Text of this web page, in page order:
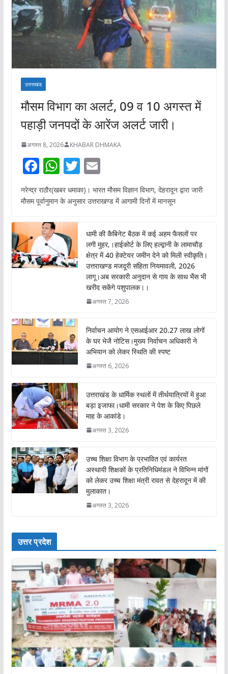
उत्तराखंड
मौसम विभाग का अलर्ट, 09 व 10 अगस्त में
पहाड़ी जनपदों के आरेंज अलर्ट जारी।
अगस्त 8, 2026 KHABAR DHMAKA
F
ac
e
o
o
k
W
h
at
A
p
p
T
w
itt
E
m
ai
नरेन्द्र राठौर(खबर धमाका)। भारत मौसम विज्ञान विभाग, देहरादून द्वारा जारी
मौसम पूर्वानुमान के अनुसार उत्तराखण्ड में आगामी दिनों में मानसून
धामी की कैबिनेट बैठक में कई अहम फैसलों पर
लगी मुहर,।हाईकोर्ट के लिए हल्द्वानी के लामाचौड़
क्षेत्र में 40 हेक्टेयर जमीन देने को मिली स्वीकृति।
उत्तराखण्ड मजदूरी संहिता नियमावली, 2026
लागू।अब सरकारी अनुदान से गाय के साथ भैंस भी
खरीद सकेंगे पशुपालक।।
अगस्त 7, 2026
निर्वाचन आयोग ने एसआईआर 20.27 लाख लोगों
के घर भेजै नोटिस।मुख्य निर्वाचन अधिकारी ने
अभियान को लेकर स्थिति की स्पष्ट
अगस्त 6, 2026
उत्तराखंड के धार्मिक स्थलों में तीर्थयात्रियों में हुआ
बड़ा इजाफा।धामी सरकार ने पेश के किए पिछले
माह के आकांडे।
अगस्त 3, 2026
उच्च शिक्षा विभाग के प्रभावित एवं कार्यरत
अस्थायी शिक्षकों के प्रतिनिधिमंडल ने विभिन्न मांगों
को लेकर उच्च शिक्षा मंत्री रावत से देहरादून में की
मुलाकात।
अगस्त 3, 2026
उत्तर प्रदेश